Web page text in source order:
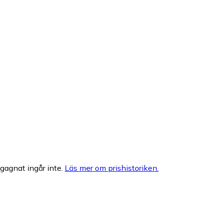
ingår inte. Läs mer om prishistoriken.